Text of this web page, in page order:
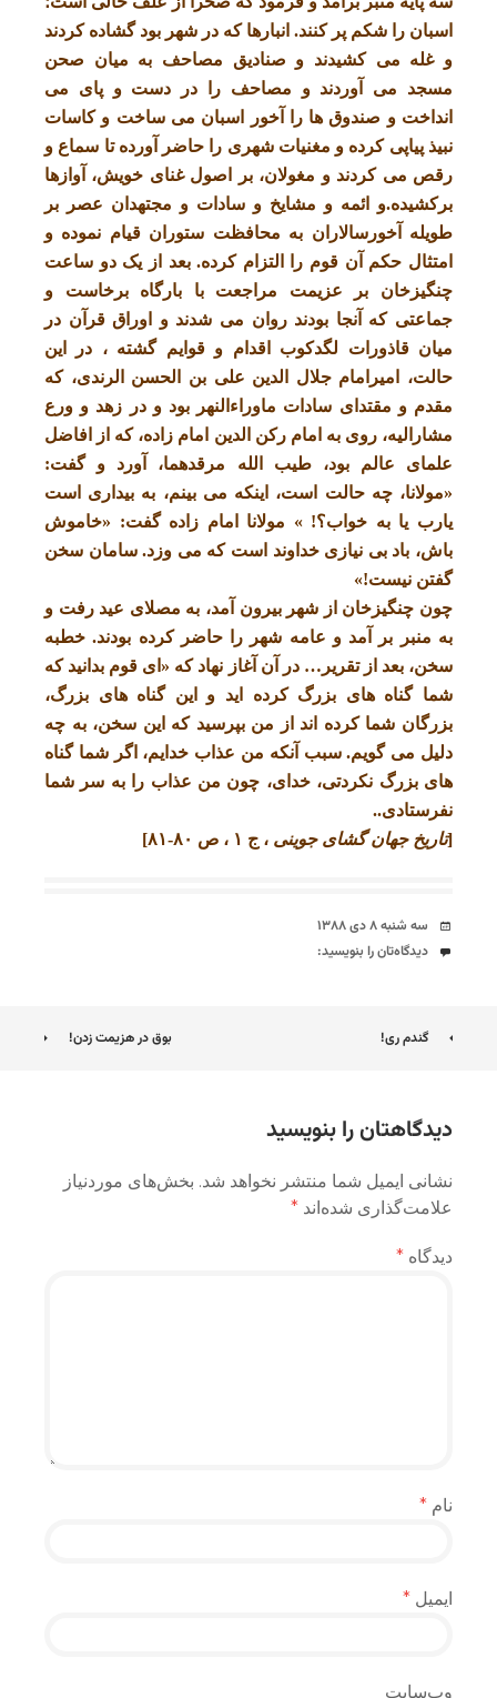
اسبان را شکم پر کنند. انبارها که در شهر بود گشاده کردند
و غله می کشیدند و صنادیق مصاحف به میان صحن
مسجد می آوردند و مصاحف را در دست و پای می
انداخت و صندوق ها را آخور اسبان می ساخت و کاسات
نبیذ پیاپی کرده و مغنیات شهری را حاضر آورده تا سماع و
رقص می کردند و مغولان، بر اصول غنای خویش، آوازها
برکشیده.و ائمه و مشایخ و سادات و مجتهدان عصر بر
طویله آخورسالاران به محافظت ستوران قیام نموده و
امتثال حکم آن قوم را التزام کرده. بعد از یک دو ساعت
چنگیزخان بر عزیمت مراجعت با بارگاه برخاست و
جماعتی که آنجا بودند روان می شدند و اوراق قرآن در
میان قاذورات لگدکوب اقدام و قوایم گشته‎ ، در این
حالت، امیرامام جلال الدین علی بن الحسن الرندی، که
مقدم و مقتدای سادات ماوراءالنهر بود و در زهد و ورع
مشارالیه، روی به امام رکن الدین امام زاده، که از افاضل
علمای عالم بود، طیب الله مرقدهما، آورد و گفت:
«مولانا، چه حالت است، اینکه می بینم، به بیداری است
یارب یا به خواب؟! » مولانا امام زاده گفت: «خاموش
باش، باد بی نیازی خداوند است که می وزد. سامان سخن
گفتن نیست!»
چون چنگیزخان از شهر بیرون آمد، به مصلای عید رفت و
به منبر بر آمد و عامه شهر را حاضر کرده بودند. خطبه
سخن، بعد از تقریر… در آن آغاز نهاد که «ای قوم بدانید که
شما گناه های بزرگ کرده اید و این گناه های بزرگ،
بزرگان شما کرده اند از من بپرسید که این سخن، به چه
دلیل می گویم. سبب آنکه من عذاب خدایم، اگر شما گناه
های بزرگ نکردتی، خدای، چون من عذاب را به سر شما
نفرستادی..
[تاریخ جهان گشای جوینی ، ج ۱ ، ص ۸۰-۸۱]
تاریخ
سه شنبه ۸ دی ۱۳۸۸
دیدگاه‌ها
دیدگاه‌تان را بنویسید:
ناوبری
گندم ری! بوق در هزیمت زدن!
دیدگاهتان را بنویسید
نشانی ایمیل شما منتشر نخواهد شد. بخش‌های موردنیاز
علامت‌گذاری شده‌اند *
دیدگاه *
نام *
ایمیل *
وب‌سایت